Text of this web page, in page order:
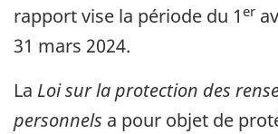
rapport vise la période du 1 er
31 mars 2024.
La Loi sur la protection des
personnels a pour objet de